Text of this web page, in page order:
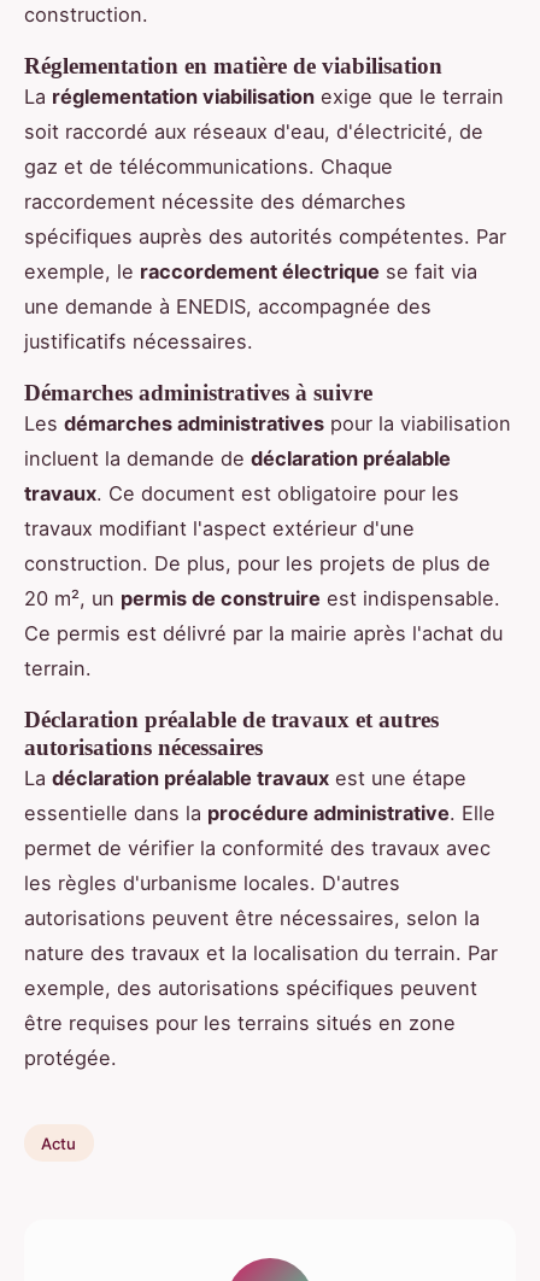
construction.
Réglementation en matière de viabilisation
La réglementation viabilisation exige que le terrain
soit raccordé aux réseaux d'eau, d'électricité, de
gaz et de télécommunications. Chaque
raccordement nécessite des démarches
spécifiques auprès des autorités compétentes. Par
exemple, le raccordement électrique se fait via
une demande à ENEDIS, accompagnée des
justificatifs nécessaires.
Démarches administratives à suivre
Les démarches administratives pour la viabilisation
incluent la demande de déclaration préalable
travaux. Ce document est obligatoire pour les
travaux modifiant l'aspect extérieur d'une
construction. De plus, pour les projets de plus de
20 m², un permis de construire est indispensable.
Ce permis est délivré par la mairie après l'achat du
terrain.
Déclaration préalable de travaux et autres
autorisations nécessaires
La déclaration préalable travaux est une étape
essentielle dans la procédure administrative. Elle
permet de vérifier la conformité des travaux avec
les règles d'urbanisme locales. D'autres
autorisations peuvent être nécessaires, selon la
nature des travaux et la localisation du terrain. Par
exemple, des autorisations spécifiques peuvent
être requises pour les terrains situés en zone
protégée.
Actu